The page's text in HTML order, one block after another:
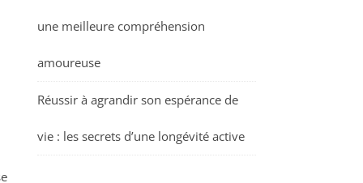
une meilleure compréhension
amoureuse
Réussir à agrandir son espérance de
vie : les secrets d’une longévité active